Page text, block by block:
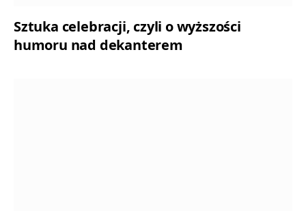
Sztuka celebracji, czyli o wyższości
humoru nad dekanterem